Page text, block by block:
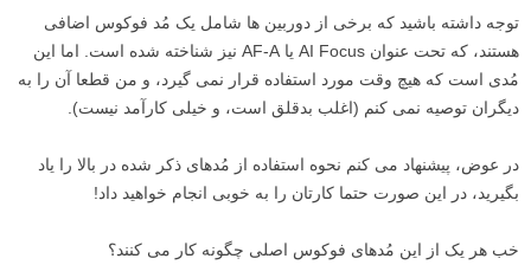
توجه داشته باشید که برخی از دوربین ها شامل یک مُد فوکوس اضافی
هستند، که تحت عنوان AI Focus یا AF-A نیز شناخته شده است. اما این
مُدی است که هیچ وقت مورد استفاده قرار نمی گیرد، و من قطعا آن را به
دیگران توصیه نمی کنم (اغلب بدقلق است، و خیلی کارآمد نیست).
در عوض، پیشنهاد می کنم نحوه استفاده از مُدهای ذکر شده در بالا را یاد
بگیرید، در این صورت حتما کارتان را به خوبی انجام خواهید داد!
خب هر یک از این مُدهای فوکوس اصلی چگونه کار می کنند؟